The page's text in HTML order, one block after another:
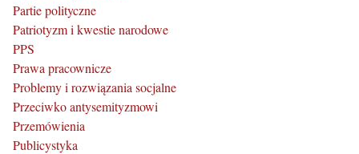
Partie polityczne
Patriotyzm i kwestie narodowe
PPS
Prawa pracownicze
Problemy i rozwiązania socjalne
Przeciwko antysemityzmowi
Przemówienia
Publicystyka